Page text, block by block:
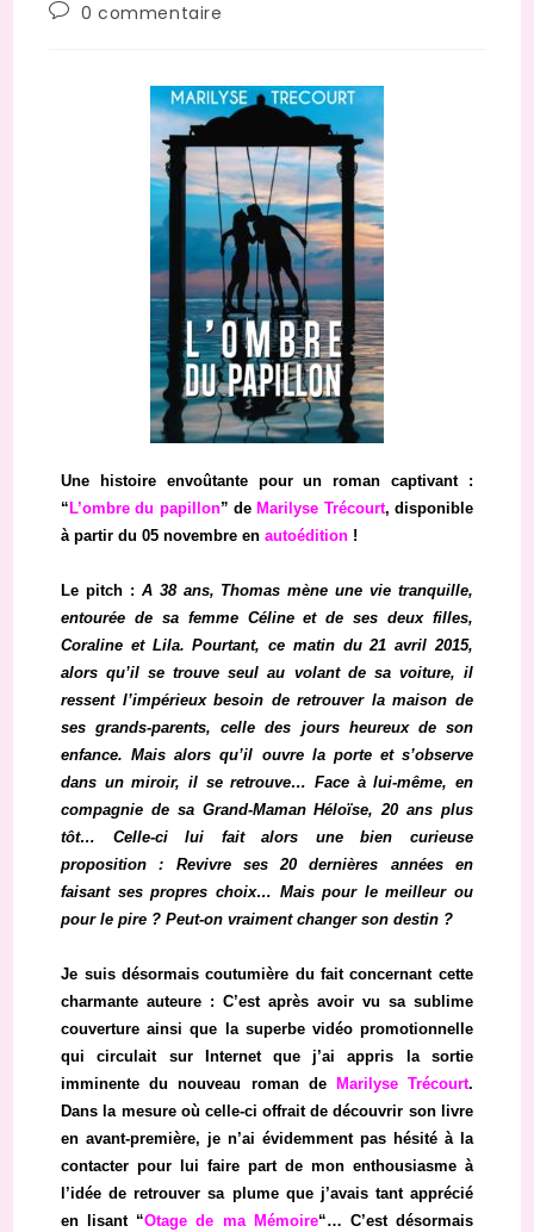
0 commentaire
Une histoire envoûtante pour un roman captivant :
“ L’ombre du papillon” de Marilyse Trécourt, disponible
à partir du 05 novembre enautoédition !
Le pitch : A 38 ans, Thomas mène une vie tranquille,
entourée de sa femme Céline et de ses deux filles,
Coraline et Lila. Pourtant, ce matin du 21 avril 2015,
alors qu’il se trouve seul au volant de sa voiture, il
ressent l’impérieux besoin de retrouver la maison de
ses grands-parents, celle des jours heureux de son
enfance. Mais alors qu’il ouvre la porte et s’observe
dans un miroir, il se retrouve… Face à lui-même, en
compagnie de sa Grand-Maman Héloïse, 20 ans plus
tôt… Celle-ci lui fait alors une bien curieuse
proposition : Revivre ses 20 dernières années en
faisant ses propres choix… Mais pour le meilleur ou
pour le pire ? Peut-on vraiment changer son destin ?
Je suis désormais coutumière du fait concernant cette
charmante auteure : C’est après avoir vu sa sublime
couverture ainsi que la superbe vidéo promotionnelle
qui circulait sur Internet que j’ai appris la sortie
imminente du nouveau roman de
Marilyse Trécourt.
Dans la mesure où celle-ci offrait de découvrir son livre
en avant-première, je n’ai évidemment pas hésité à la
contacter pour lui faire part de mon enthousiasme à
l’idée de retrouver sa plume que j’avais tant apprécié
en lisant “Otage de ma Mémoire“… C’est désormais